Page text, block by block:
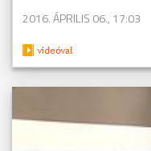
2016. ÁPRILIS 06., 17:03